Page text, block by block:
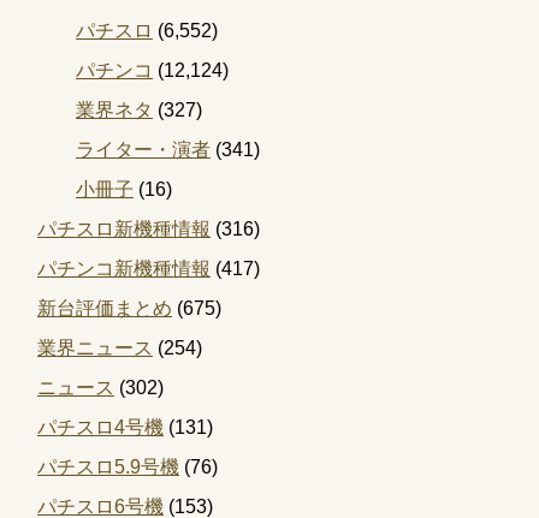
パチスロ (6,552)
パチンコ (12,124)
業界ネタ (327)
ライター・演者 (341)
小冊子 (16)
パチスロ新機種情報 (316)
パチンコ新機種情報 (417)
新台評価まとめ (675)
業界ニュース (254)
ニュース (302)
パチスロ4号機 (131)
パチスロ5.9号機 (76)
パチスロ6号機 (153)